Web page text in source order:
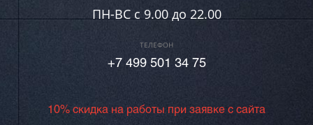
ПН-ВC c 9.00 до 22.00
ТЕЛЕФОН
+7 499 501 34 75
10% скидка на работы при заявке с сайта